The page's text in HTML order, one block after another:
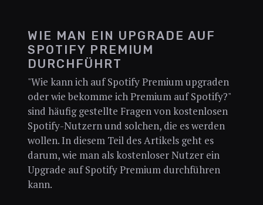
WIE MAN EIN UPGRADE AUF
SPOTIFY PREMIUM
DURCHFÜHRT
"Wie kann ich auf Spotify Premium upgraden
oder wie bekomme ich Premium auf Spotify?"
sind häufig gestellte Fragen von kostenlosen
Spotify-Nutzern und solchen, die es werden
wollen. In diesem Teil des Artikels geht es
darum, wie man als kostenloser Nutzer ein
Upgrade auf Spotify Premium durchführen
kann.